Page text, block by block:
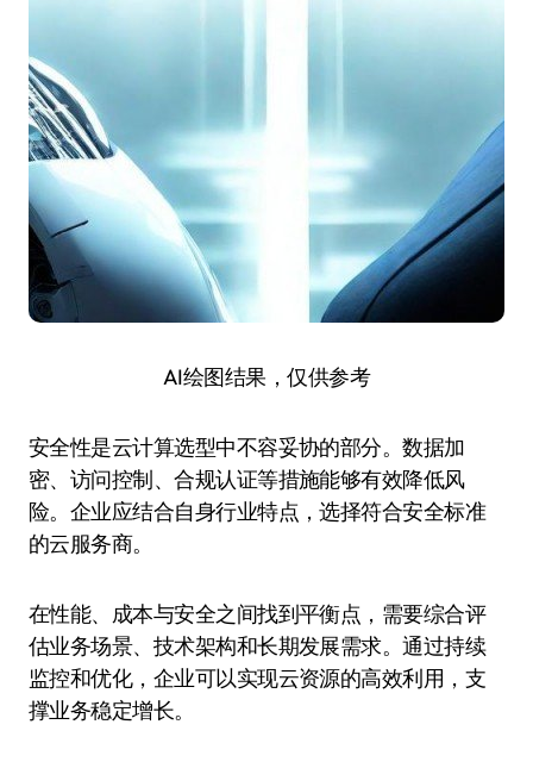
AI绘图结果，仅供参考
安全性是云计算选型中不容妥协的部分。数据加
密、访问控制、合规认证等措施能够有效降低风
险。企业应结合自身行业特点，选择符合安全标准
的云服务商。
在性能、成本与安全之间找到平衡点，需要综合评
估业务场景、技术架构和长期发展需求。通过持续
监控和优化，企业可以实现云资源的高效利用，支
撑业务稳定增长。